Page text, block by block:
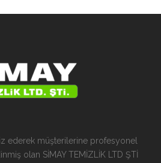
ederek müşterilerine profesyonel
olan SİMAY TEMİZLİK LTD ŞTİ